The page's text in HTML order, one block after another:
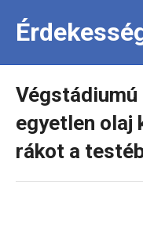
egyetlen olaj
rákot a